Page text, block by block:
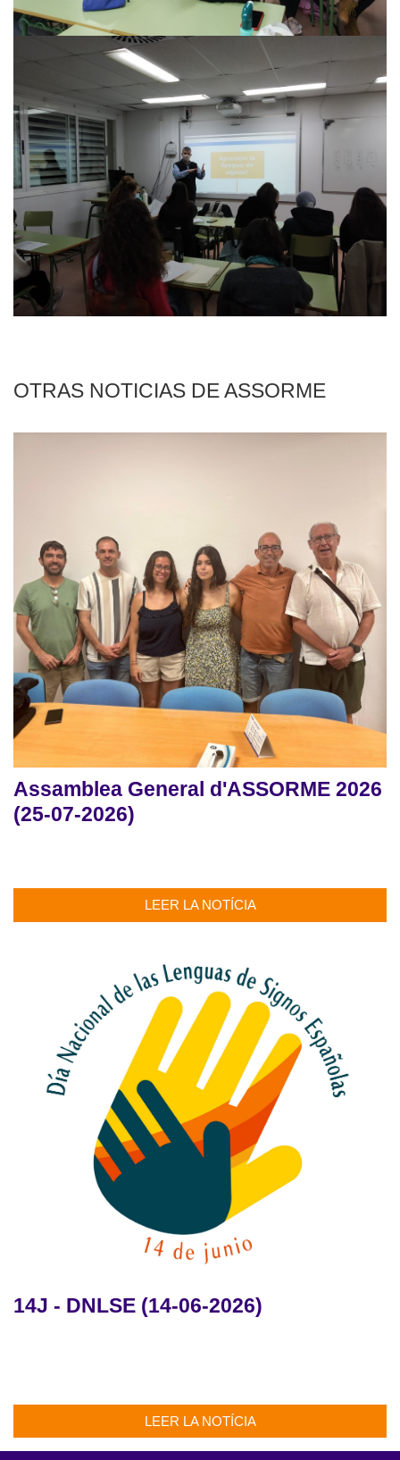
OTRAS NOTICIAS DE ASSORME
Assamblea General d'ASSORME 2026
(25-07-2026)
LEER LA NOTÍCIA
14J - DNLSE (14-06-2026)
LEER LA NOTÍCIA